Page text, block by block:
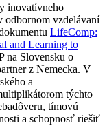
inovatívneho
odbornom vzdelávaní
LifeComp:
and Learning to
na Slovensku o
z Nemecka. V
a
týchto
tímovú
a schopnosť riešiť